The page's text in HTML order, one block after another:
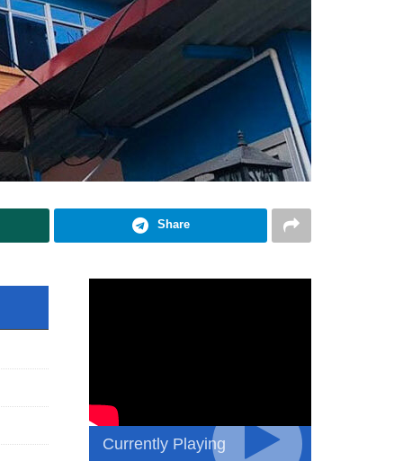
Share
Currently Playing